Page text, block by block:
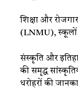
शिक्षा और
(LNMU),
संस्कृति और
की समृद्ध
धरोहरों की